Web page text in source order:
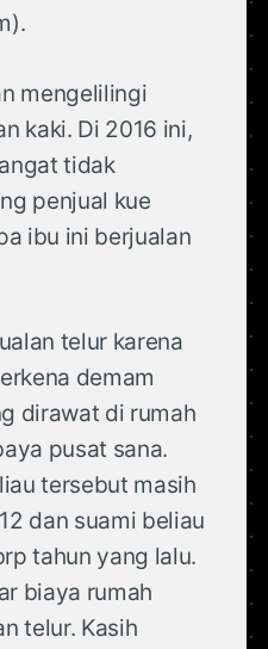
mengelilingi
kaki. Di 2016 ini,
tidak
penjual kue
ibu ini berjualan
telur karena
demam
dirawat di rumah
pusat sana.
tersebut masih
dan suami beliau
tahun yang lalu.
biaya rumah
telur. Kasih